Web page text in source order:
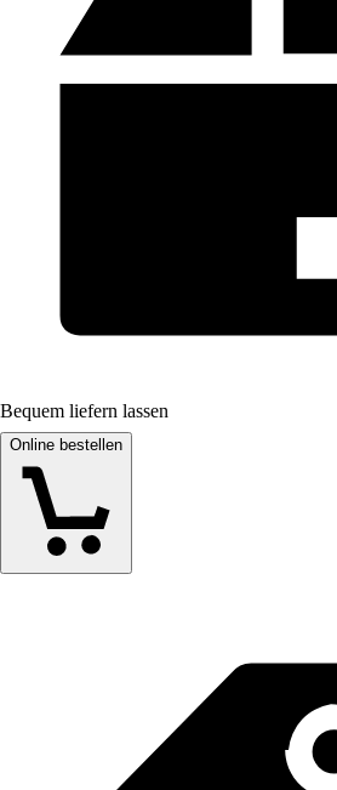
Bequem liefern lassen
Online bestellen